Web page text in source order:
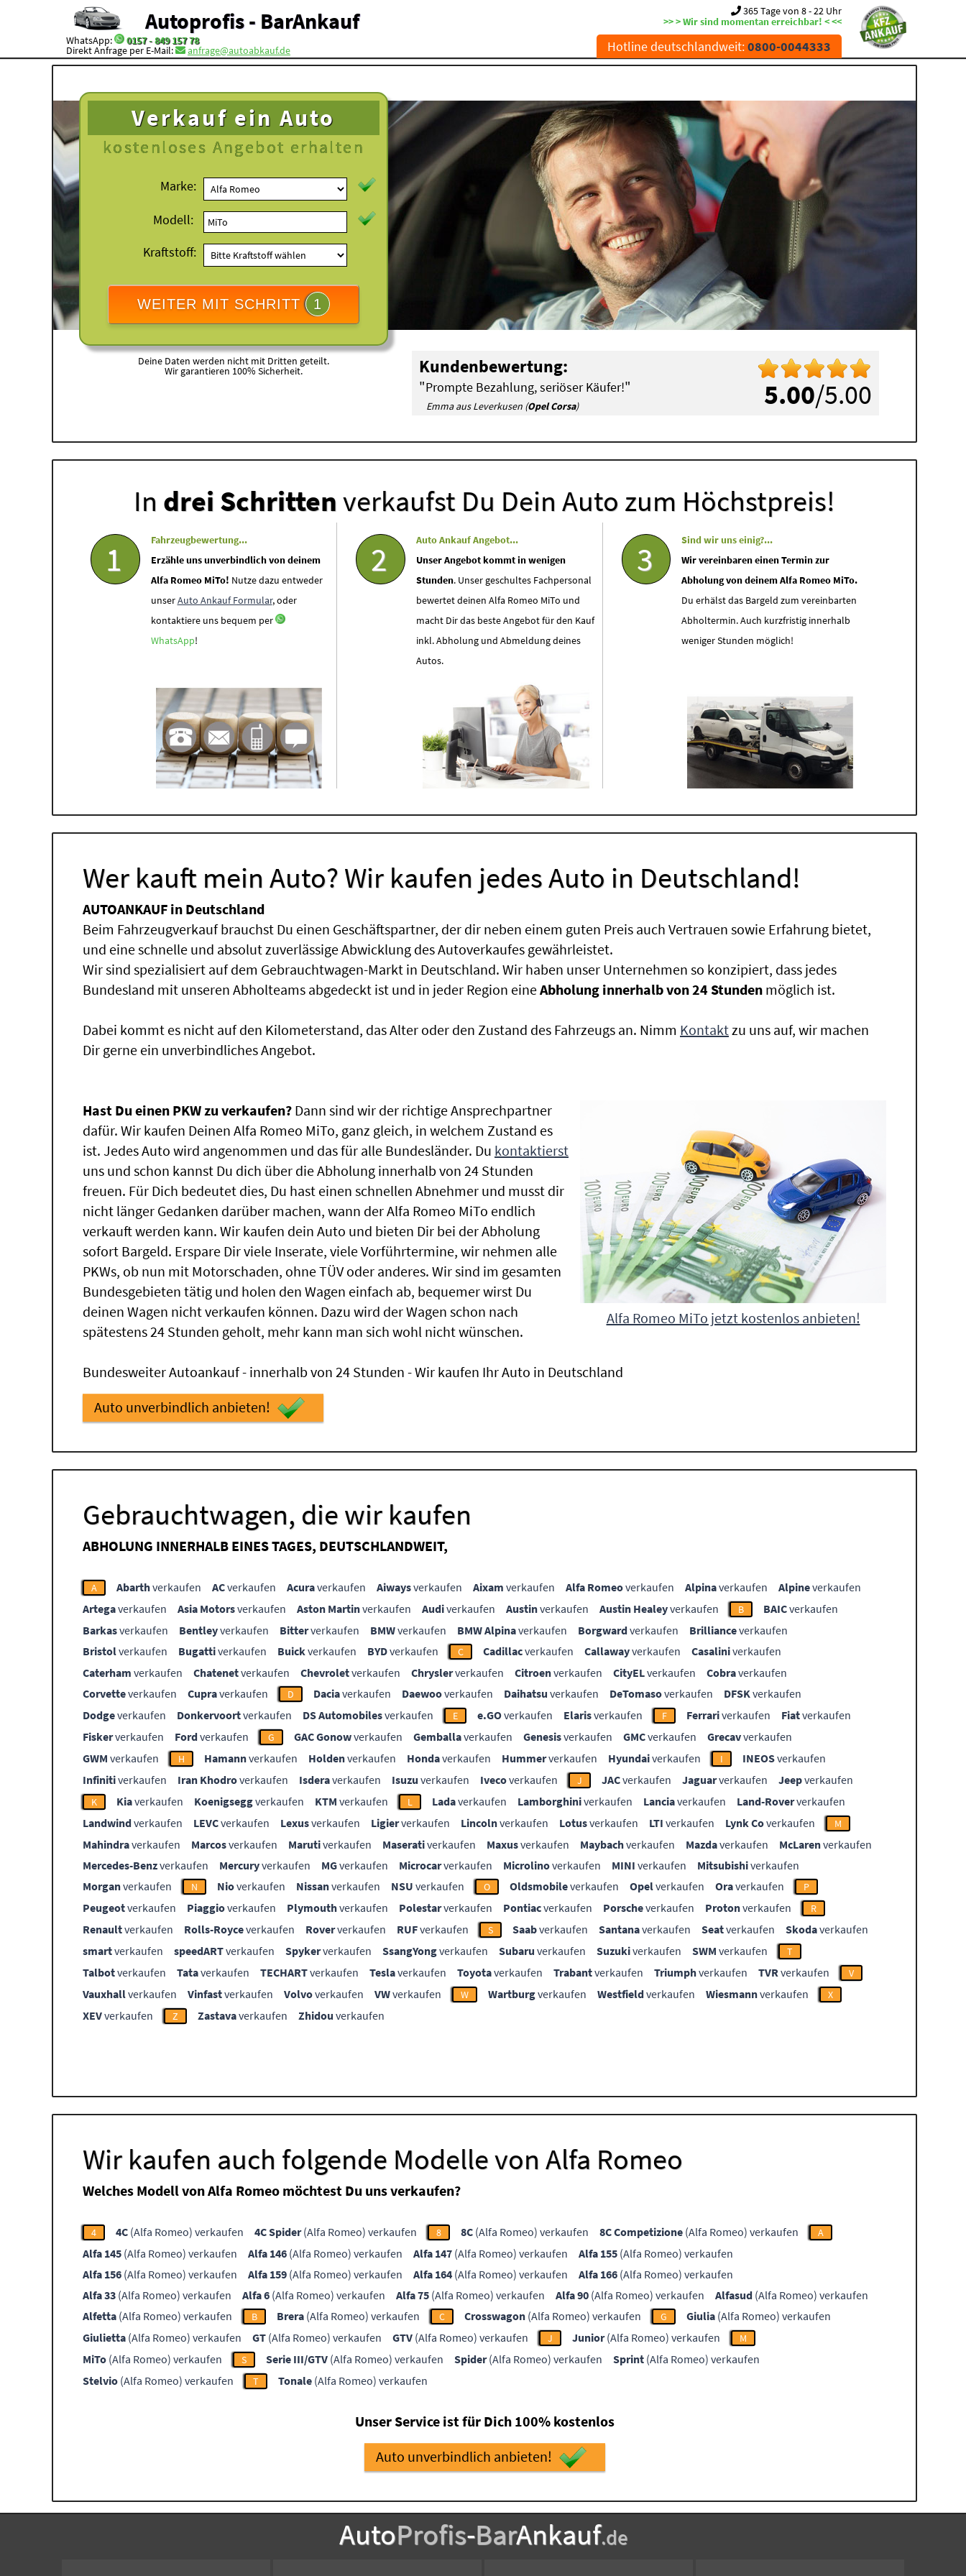
Autoprofis - BarAnkauf
WhatsApp: 0157 - 849 157 78
Direkt Anfrage per E-Mail: anfrage@autoabkauf.de
365 Tage von 8 - 22 Uhr
>> > Wir sind momentan erreichbar! < <<
Hotline deutschlandweit:0800-0044333
Verkauf ein Auto
kostenloses Angebot erhalten
Marke:
Modell:
Kraftstoff:
WEITER MIT SCHRITT 1
Deine Daten werden nicht mit Dritten geteilt.
Wir garantieren 100% Sicherheit.
5.00/5.00
Kundenbewertung:
"Prompte Bezahlung, seriöser Käufer!"
Emma aus Leverkusen (Opel Corsa)
In drei Schrittenverkaufst Du Dein Auto zum Höchstpreis!
1
Fahrzeugbewertung...
Erzähle uns unverbindlich von deinem
Alfa Romeo MiTo! Nutze dazu entweder
unserAuto Ankauf Formular, oder
kontaktiere uns bequem per
WhatsApp!
2
Auto Ankauf Angebot...
Unser Angebot kommt in wenigen
Stunden. Unser geschultes Fachpersonal
bewertet deinen Alfa Romeo MiTo und
macht Dir das beste Angebot für den Kauf
inkl. Abholung und Abmeldung deines
Autos.
3
Sind wir uns einig?...
Wir vereinbaren einen Termin zur
Abholung von deinem Alfa Romeo MiTo.
Du erhälst das Bargeld zum vereinbarten
Abholtermin. Auch kurzfristig innerhalb
weniger Stunden möglich!
Wer kauft mein Auto? Wir kaufen jedes Auto in Deutschland!
AUTOANKAUF in Deutschland
Beim Fahrzeugverkauf brauchst Du einen Geschäftspartner, der dir neben einem guten Preis auch Vertrauen sowie Erfahrung bietet,
und eine schnelle und absolut zuverlässige Abwicklung des Autoverkaufes gewährleistet.
Wir sind spezialisiert auf dem Gebrauchtwagen-Markt in Deutschland. Wir haben unser Unternehmen so konzipiert, dass jedes
Bundesland mit unseren Abholteams abgedeckt ist und in jeder Region eineAbholung innerhalb von 24 Stunden möglich ist.
Dabei kommt es nicht auf den Kilometerstand, das Alter oder den Zustand des Fahrzeugs an. Nimm Kontaktzu uns auf, wir machen
Dir gerne ein unverbindliches Angebot.
Alfa Romeo MiTo jetzt kostenlos anbieten!
Hast Du einen PKW zu verkaufen? Dann sind wir der richtige Ansprechpartner
dafür. Wir kaufen Deinen Alfa Romeo MiTo, ganz gleich, in welchem Zustand es
ist. Jedes Auto wird angenommen und das für alle Bundesländer. Du kontaktierst
uns und schon kannst Du dich über die Abholung innerhalb von 24 Stunden
freuen. Für Dich bedeutet dies, Du hast einen schnellen Abnehmer und musst dir
nicht länger Gedanken darüber machen, wann der Alfa Romeo MiTo endlich
verkauft werden kann. Wir kaufen dein Auto und bieten Dir bei der Abholung
sofort Bargeld. Erspare Dir viele Inserate, viele Vorführtermine, wir nehmen alle
PKWs, ob nun mit Motorschaden, ohne TÜV oder anderes. Wir sind im gesamten
Bundesgebieten tätig und holen den Wagen einfach ab, bequemer wirst Du
deinen Wagen nicht verkaufen können. Dazu wird der Wagen schon nach
spätestens 24 Stunden geholt, mehr kann man sich wohl nicht wünschen.
Bundesweiter Autoankauf - innerhalb von 24 Stunden - Wir kaufen Ihr Auto in Deutschland
Auto unverbindlich anbieten!
Gebrauchtwagen, die wir kaufen
ABHOLUNG INNERHALB EINES TAGES, DEUTSCHLANDWEIT,
A Abarthverkaufen ACverkaufen Acuraverkaufen Aiwaysverkaufen Aixam verkaufen Alfa Romeoverkaufen Alpinaverkaufen Alpineverkaufen
Artegaverkaufen Asia Motorsverkaufen Aston Martinverkaufen Audiverkaufen Austinverkaufen Austin Healeyverkaufen B BAICverkaufen
Barkasverkaufen Bentleyverkaufen Bitterverkaufen BMWverkaufen BMW Alpinaverkaufen Borgwardverkaufen Brillianceverkaufen
Bristolverkaufen Bugattiverkaufen Buickverkaufen BYDverkaufen C Cadillacverkaufen Callawayverkaufen Casaliniverkaufen
Caterham verkaufen Chatenetverkaufen Chevroletverkaufen Chryslerverkaufen Citroenverkaufen CityELverkaufen Cobraverkaufen
Corvetteverkaufen Cupraverkaufen D Daciaverkaufen Daewooverkaufen Daihatsu verkaufen DeTomasoverkaufen DFSKverkaufen
Dodgeverkaufen Donkervoortverkaufen DS Automobilesverkaufen E e.GOverkaufen Elarisverkaufen F Ferrariverkaufen Fiatverkaufen
Fiskerverkaufen Fordverkaufen G GAC Gonowverkaufen Gemballaverkaufen Genesisverkaufen GMCverkaufen Grecavverkaufen
GWM verkaufen H Hamannverkaufen Holdenverkaufen Hondaverkaufen Hummerverkaufen Hyundaiverkaufen I INEOSverkaufen
Infinitiverkaufen Iran Khodroverkaufen Isderaverkaufen Isuzu verkaufen Ivecoverkaufen J JACverkaufen Jaguarverkaufen Jeepverkaufen
K Kiaverkaufen Koenigseggverkaufen KTM verkaufen L Ladaverkaufen Lamborghiniverkaufen Lanciaverkaufen Land-Roververkaufen
Landwindverkaufen LEVCverkaufen Lexusverkaufen Ligierverkaufen Lincolnverkaufen Lotusverkaufen LTI verkaufen Lynk Coverkaufen M
Mahindraverkaufen Marcosverkaufen Marutiverkaufen Maserativerkaufen Maxusverkaufen Maybachverkaufen Mazdaverkaufen McLarenverkaufen
Mercedes-Benzverkaufen Mercuryverkaufen MGverkaufen Microcarverkaufen Microlinoverkaufen MINI verkaufen Mitsubishiverkaufen
Morganverkaufen N Nioverkaufen Nissanverkaufen NSU verkaufen O Oldsmobileverkaufen Opelverkaufen Oraverkaufen P
Peugeotverkaufen Piaggioverkaufen Plymouthverkaufen Polestarverkaufen Pontiacverkaufen Porscheverkaufen Protonverkaufen R
Renaultverkaufen Rolls-Royceverkaufen Roververkaufen RUFverkaufen S Saabverkaufen Santanaverkaufen Seatverkaufen Skodaverkaufen
smartverkaufen speedARTverkaufen Spykerverkaufen SsangYongverkaufen Subaru verkaufen Suzukiverkaufen SWM verkaufen T
Talbotverkaufen Tataverkaufen TECHARTverkaufen Teslaverkaufen Toyotaverkaufen Trabantverkaufen Triumphverkaufen TVRverkaufen V
Vauxhallverkaufen Vinfastverkaufen Volvoverkaufen VWverkaufen W Wartburgverkaufen Westfieldverkaufen Wiesmannverkaufen X
XEVverkaufen Z Zastavaverkaufen Zhidou verkaufen
Wir kaufen auch folgende Modelle von Alfa Romeo
Welches Modell von Alfa Romeo möchtest Du uns verkaufen?
4 4C (Alfa Romeo) verkaufen 4C Spider(Alfa Romeo) verkaufen 8 8C (Alfa Romeo) verkaufen 8C Competizione (Alfa Romeo) verkaufen A
Alfa 145 (Alfa Romeo) verkaufen Alfa 146 (Alfa Romeo) verkaufen Alfa 147 (Alfa Romeo) verkaufen Alfa 155 (Alfa Romeo) verkaufen
Alfa 156 (Alfa Romeo) verkaufen Alfa 159 (Alfa Romeo) verkaufen Alfa 164 (Alfa Romeo) verkaufen Alfa 166 (Alfa Romeo) verkaufen
Alfa 33 (Alfa Romeo) verkaufen Alfa 6 (Alfa Romeo) verkaufen Alfa 75 (Alfa Romeo) verkaufen Alfa 90 (Alfa Romeo) verkaufen Alfasud (Alfa Romeo) verkaufen
Alfetta (Alfa Romeo) verkaufen B Brera (Alfa Romeo) verkaufen C Crosswagon (Alfa Romeo) verkaufen G Giulia (Alfa Romeo) verkaufen
Giulietta (Alfa Romeo) verkaufen GT (Alfa Romeo) verkaufen GTV (Alfa Romeo) verkaufen J Junior(Alfa Romeo) verkaufen M
MiTo (Alfa Romeo) verkaufen S Serie III/GTV (Alfa Romeo) verkaufen Spider(Alfa Romeo) verkaufen Sprint (Alfa Romeo) verkaufen
Stelvio (Alfa Romeo) verkaufen T Tonale (Alfa Romeo) verkaufen
Unser Service ist für Dich 100% kostenlos
Auto unverbindlich anbieten!
AutoProfis-BarAnkauf.de